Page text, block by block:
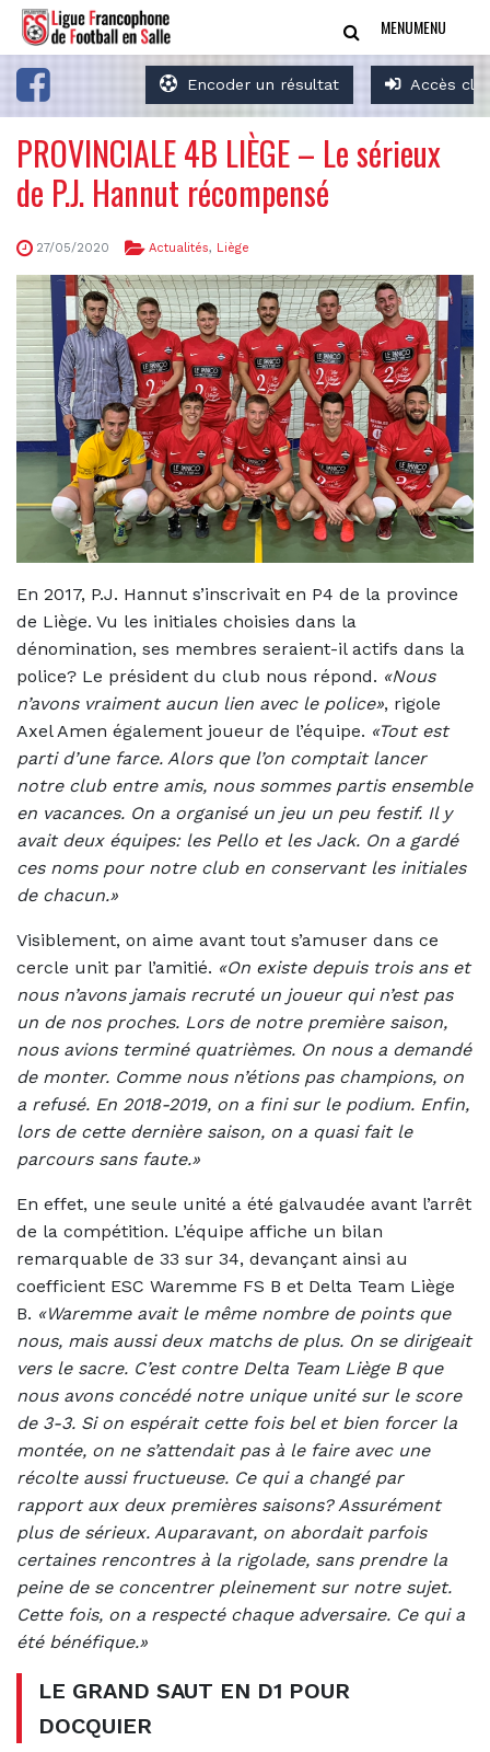
Encoder un résultat Accès
MENUMENU
PROVINCIALE 4B LIÈGE – Le sérieux
de P.J. Hannut récompensé
27/05/2020 Actualités, Liège
En 2017, P.J. Hannut s’inscrivait en P4 de la province
de Liège. Vu les initiales choisies dans la
dénomination, ses membres seraient-il actifs dans la
police? Le président du club nous répond. «Nous
n’avons vraiment aucun lien avec le police», rigole
Axel Amen également joueur de l’équipe. «Tout est
parti d’une farce. Alors que l’on comptait lancer
notre club entre amis, nous sommes partis ensemble
en vacances. On a organisé un jeu un peu festif. Il y
avait deux équipes: les Pello et les Jack. On a gardé
ces noms pour notre club en conservant les initiales
de chacun.»
Visiblement, on aime avant tout s’amuser dans ce
cercle unit par l’amitié. «On existe depuis trois ans et
nous n’avons jamais recruté un joueur qui n’est pas
un de nos proches. Lors de notre première saison,
nous avions terminé quatrièmes. On nous a demandé
de monter. Comme nous n’étions pas champions, on
a refusé. En 2018-2019, on a fini sur le podium. Enfin,
lors de cette dernière saison, on a quasi fait le
parcours sans faute.»
En effet, une seule unité a été galvaudée avant l’arrêt
de la compétition. L’équipe affiche un bilan
remarquable de 33 sur 34, devançant ainsi au
coefficient ESC Waremme FS B et Delta Team Liège
B. «Waremme avait le même nombre de points que
nous, mais aussi deux matchs de plus. On se dirigeait
vers le sacre. C’est contre Delta Team Liège B que
nous avons concédé notre unique unité sur le score
de 3-3. Si on espérait cette fois bel et bien forcer la
montée, on ne s’attendait pas à le faire avec une
récolte aussi fructueuse. Ce qui a changé par
rapport aux deux premières saisons? Assurément
plus de sérieux. Auparavant, on abordait parfois
certaines rencontres à la rigolade, sans prendre la
peine de se concentrer pleinement sur notre sujet.
Cette fois, on a respecté chaque adversaire. Ce qui a
été bénéfique.»
LE GRAND SAUT EN D1 POUR
DOCQUIER